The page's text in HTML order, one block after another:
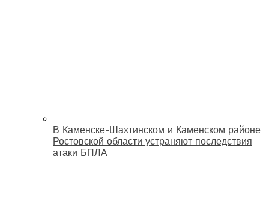
В Каменске-Шахтинском и Каменском районе
Ростовской области устраняют последствия
атаки БПЛА